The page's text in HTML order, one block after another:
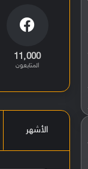
11٬000
المتابعون
الأشهر